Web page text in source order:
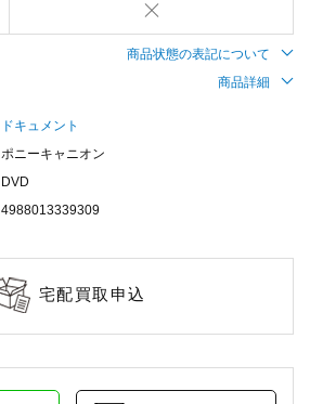
商品状態の表記について
商品詳細
ドキュメント
ポニーキャニオン
DVD
4988013339309
宅配買取申込